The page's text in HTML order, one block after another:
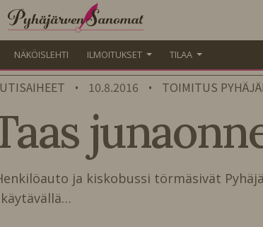
NÄKÖISLEHTI ILMOITUKSET TILAA
• 10.8.2016 • TOIMITUS
ja kiskobussi törmäsivät